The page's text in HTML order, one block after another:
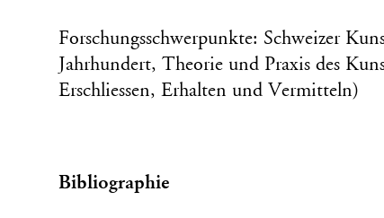
Forschungsschwerpunkte: Schweizer
Jahrhundert, Theorie und Praxis des
Erschliessen, Erhalten und Vermitteln)
Bibliographie